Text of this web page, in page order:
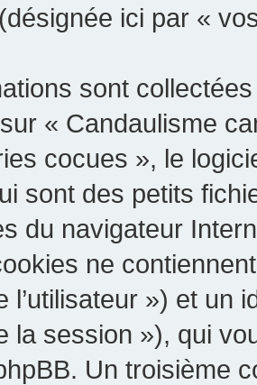
ici par «
sont
« Candaulisme
cocues », le
sont des petits
du navigateur
ne
l’utilisateur ») et un
la session »), qui
Un troisième